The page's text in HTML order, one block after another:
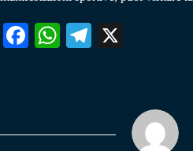
Fa W
pp
Te
m